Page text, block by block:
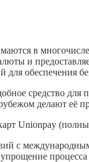
в
и
обеспечения
средство
делают её
Unionpay
с